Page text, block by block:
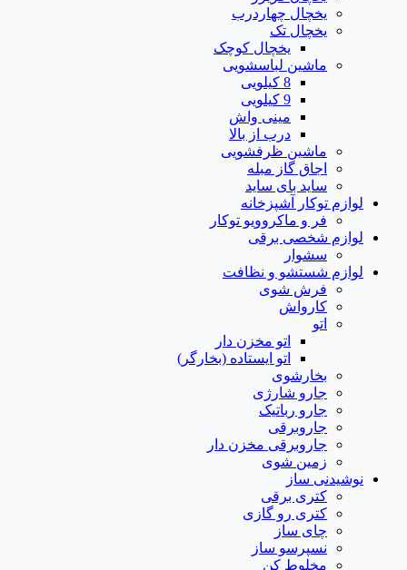
یخچال چهاردرب
یخچال تک
یخچال کوچک
ماشین لباسشویی
8 کیلویی
9 کیلویی
مینی واش
درب از بالا
ماشین ظرفشویی
اجاق گاز مبله
ساید بای ساید
لوازم توکار آشپزخانه
فر و ماکروویو توکار
لوازم شخصی برقی
سشوار
لوازم شستشو و نظافت
فرش شوی
کارواش
اتو
اتو مخزن دار
اتو ایستاده (بخارگر)
بخارشوی
جارو شارژی
جارو رباتیک
جاروبرقی
جاروبرقی مخزن دار
زمین شوی
نوشیدنی ساز
کتری برقی
کتری رو گازی
چای ساز
نسپرسو ساز
مخلوط کن